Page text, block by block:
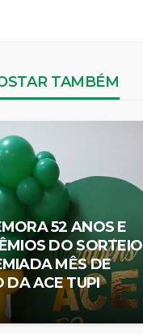
TAMBÉM
52 ANOS E
DO SORTEIO
MÊS DE
DA ACE TUPI